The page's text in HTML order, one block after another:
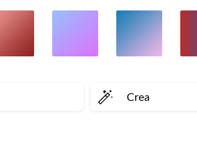
Crea